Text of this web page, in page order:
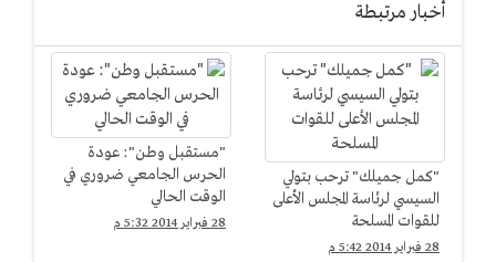
أخبار مرتبطة
"كمل جميلك" ترحب بتولي
السيسي لرئاسة المجلس الأعلى
للقوات المسلحة
28 فبراير 2014 5:42 م
"مستقبل وطن": عودة
الحرس الجامعي ضروري في
الوقت الحالي
28 فبراير 2014 5:32 م